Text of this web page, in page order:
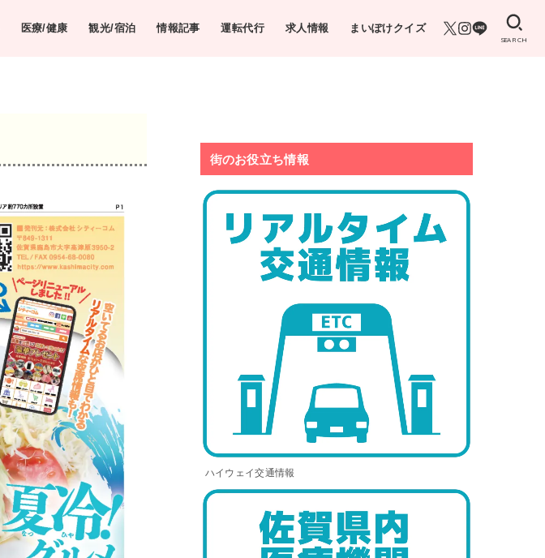
医療/健康 観光/宿泊 情報記事 運転代行 求人情報 まいぽけクイズ
SEARCH
街のお役立ち情報
ハイウェイ交通情報